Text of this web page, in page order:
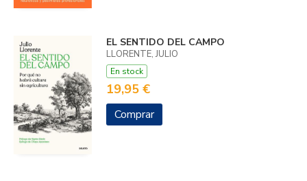
EL SENTIDO DEL CAMPO
LLORENTE, JULIO
En stock
19,95 €
Comprar